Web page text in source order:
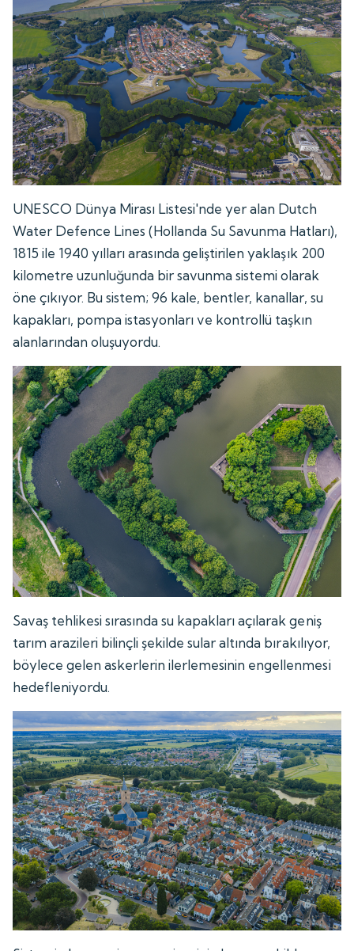
UNESCO Dünya Mirası Listesi'nde yer alan Dutch
Water Defence Lines (Hollanda Su Savunma Hatları),
1815 ile 1940 yılları arasında geliştirilen yaklaşık 200
kilometre uzunluğunda bir savunma sistemi olarak
öne çıkıyor. Bu sistem; 96 kale, bentler, kanallar, su
kapakları, pompa istasyonları ve kontrollü taşkın
alanlarından oluşuyordu.
Savaş tehlikesi sırasında su kapakları açılarak geniş
tarım arazileri bilinçli şekilde sular altında bırakılıyor,
böylece gelen askerlerin ilerlemesinin engellenmesi
hedefleniyordu.